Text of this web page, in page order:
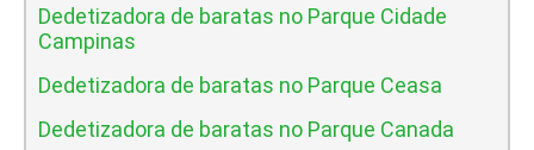
Dedetizadora de baratas no Parque Cidade
Campinas
Dedetizadora de baratas no Parque Ceasa
Dedetizadora de baratas no Parque Canada